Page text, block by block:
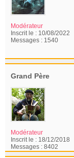
Modérateur
Inscrit le : 10/08/2022
Messages : 1540
Grand Père
Modérateur
Inscrit le : 18/12/2018
Messages : 8402